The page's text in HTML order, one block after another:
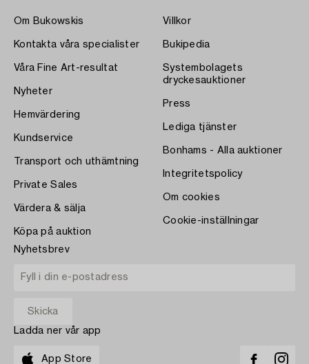
Om Bukowskis
Kontakta våra specialister
Våra Fine Art-resultat
Nyheter
Hemvärdering
Kundservice
Transport och uthämtning
Private Sales
Värdera & sälja
Köpa på auktion
Villkor
Bukipedia
Systembolagets
dryckesauktioner
Press
Lediga tjänster
Bonhams - Alla auktioner
Integritetspolicy
Om cookies
Cookie-inställningar
Nyhetsbrev
Ladda ner vår app
App Store